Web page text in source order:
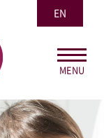
EN
MENU